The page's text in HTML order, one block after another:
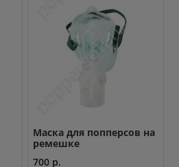
Маска для попперсов на
ремешке
700 р.